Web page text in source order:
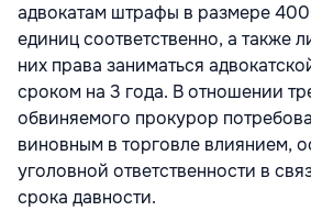
адвокатам штрафы в размере
единиц соответственно, а также
них права заниматься
сроком на 3 года. В отношении
обвиняемого прокурор
виновным в торговле влиянием,
уголовной ответственности в
срока давности.